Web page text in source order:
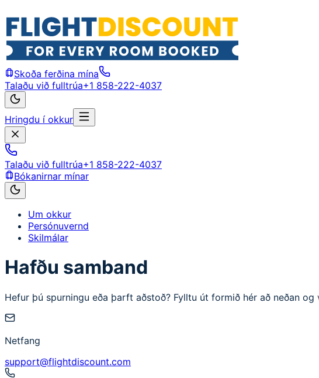
Skoða ferðina mína
Talaðu við fulltrúa+1 858-222-4037
Hringdu í okkur
Talaðu við fulltrúa+1 858-222-4037
Bókanirnar mínar
Um okkur
Persónuvernd
Skilmálar
Hafðu samband
Hefur þú spurningu eða þarft aðstoð? Fylltu út formið hér að neðan
Netfang
support@flightdiscount.com